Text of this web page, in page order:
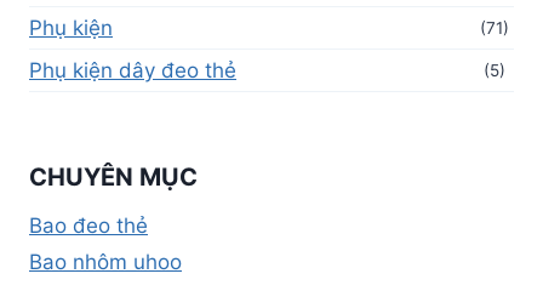
Phụ kiện (71)
Phụ kiện dây đeo thẻ (5)
CHUYÊN MỤC
Bao đeo thẻ
Bao nhôm uhoo